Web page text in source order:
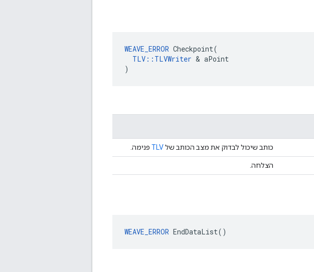
WEAVE_ERROR Checkpoint(
TLV::TLVWriter & aPoint
)
כותב שיכול לבדוק את מצב הכותב שלTLV פנימה.
הצלחה.
WEAVE_ERROR EndDataList()